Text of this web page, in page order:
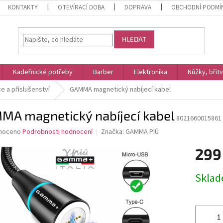
KONTAKTY OTEVÍRACÍ DOBA DOPRAVA OBCHODNÍ
HLEDAT
Kadeřnické potřeby Barber Elektronika Nůžky,
a příslušenství GAMMA magnetický nabíjecí kabel
magnetický nabíjecí kabel 8021660015861
Podrobnosti hodnocení Značka: GAMMA PIÚ
cena: